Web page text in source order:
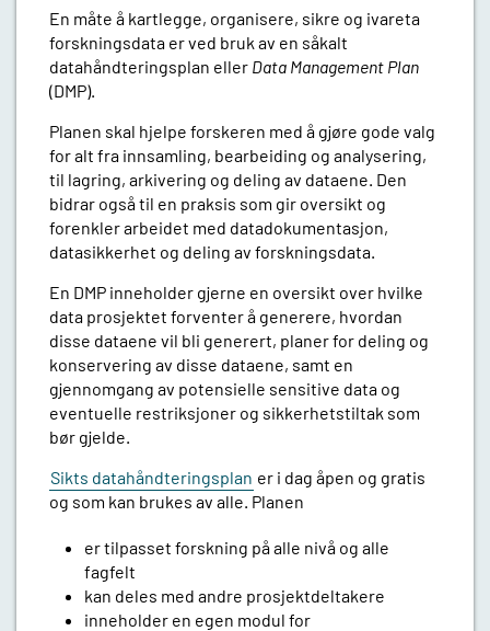
En måte å kartlegge, organisere, sikre og ivareta
forskningsdata er ved bruk av en såkalt
datahåndteringsplan eller Data Management Plan
(DMP).
Planen skal hjelpe forskeren med å gjøre gode valg
for alt fra innsamling, bearbeiding og analysering,
til lagring, arkivering og deling av dataene. Den
bidrar også til en praksis som gir oversikt og
forenkler arbeidet med datadokumentasjon,
datasikkerhet og deling av forskningsdata.
En DMP inneholder gjerne en oversikt over hvilke
data prosjektet forventer å generere, hvordan
disse dataene vil bli generert, planer for deling og
konservering av disse dataene, samt en
gjennomgang av potensielle sensitive data og
eventuelle restriksjoner og sikkerhetstiltak som
bør gjelde.
Sikts datahåndteringsplan er i dag åpen og gratis
og som kan brukes av alle. Planen
er tilpasset forskning på alle nivå og alle
fagfelt
kan deles med andre prosjektdeltakere
inneholder en egen modul for